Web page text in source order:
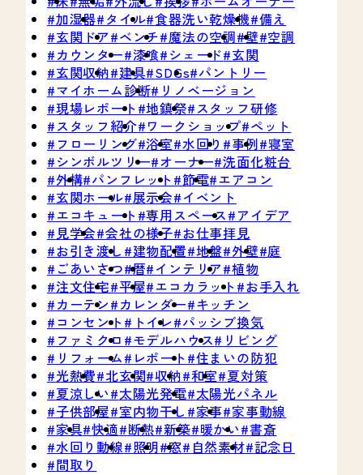
加湿器 タイル 食器洗い乾燥機 備え
玄関ドア ベンチ 魔法の空調 壁 空調
カウンター 漆喰 シェード 玄関
玄関収納 建具 SDGs パントリー
マイホーム診断
リノベージョン
現場レポート 地鎮祭 スタッフ研修
スタッフ紹介 ワークショップ ペット
フローリング 浴室 水回り 事例 寝室
シンボルツリー オーナー 洗面化粧台
外構 パンフレット 節電 エアコン
玄関ホール 展示会 イベント
エコキュート 専用スペース
アイデア
見学会 会社の様子 お仕事拝見
お引き渡し
建物配置 地盤 外壁 庭
ごあいさつ 暦 インテリア 植物
注文住宅 平屋 エコカラット
お手入れ
カーテン
カレンダー キッチン
コンセント
トイレ
パッシブ換気
ファミクロ
モデルハウス
リビング
リフォーム
レポート 住まいの防犯
光熱費 北玄関 収納 和室 夏対策
夏涼しい 太陽光発電 太陽光パネル
子供部屋 室内物干し 家事 家事動線
家具 快適 断熱 新築 暖かい 書斎
水回り動線 照明 窓 自然素材 記念日
間取り